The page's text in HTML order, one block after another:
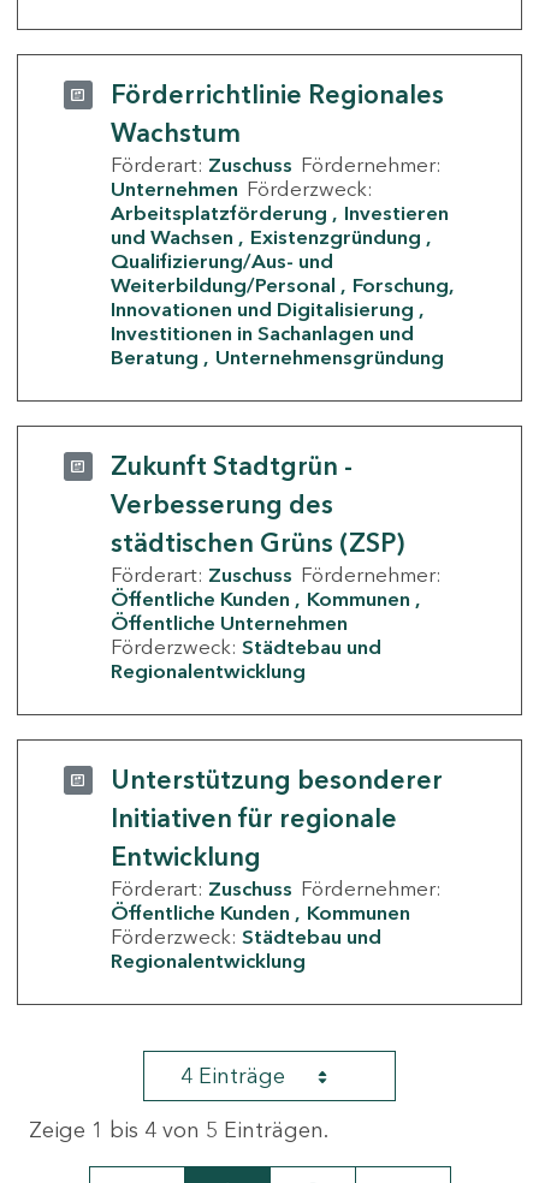
Förderrichtlinie Regionales
Wachstum
Förderart: Zuschuss Fördernehmer:
Unternehmen Förderzweck:
Arbeitsplatzförderung
Investieren
und Wachsen
Existenzgründung
Qualifizierung/Aus- und
Weiterbildung/Personal
Forschung,
Innovationen und Digitalisierung
Investitionen in Sachanlagen und
Beratung
Unternehmensgründung
Zukunft Stadtgrün -
Verbesserung des
städtischen Grüns (ZSP)
Förderart: Zuschuss Fördernehmer:
Öffentliche Kunden
Kommunen
Öffentliche Unternehmen
Förderzweck: Städtebau und
Regionalentwicklung
Unterstützung besonderer
Initiativen für regionale
Entwicklung
Förderart: Zuschuss Fördernehmer:
Öffentliche Kunden
Kommunen
Förderzweck: Städtebau und
Regionalentwicklung
4 Einträge
Zeige 1 bis 4 von 5 Einträgen.